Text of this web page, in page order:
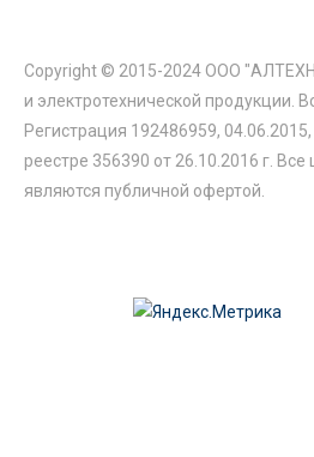
Copyright © 2015-2024 ООО
и электротехнической
Регистрация 192486959,
реестре 356390 от 26.10.2016 г.
являются публичной офертой.